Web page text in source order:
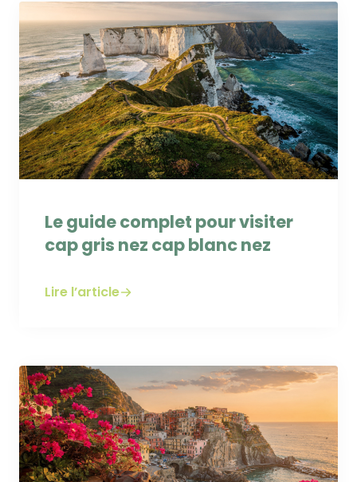
Le guide complet pour visiter
cap gris nez cap blanc nez
Lire l’article